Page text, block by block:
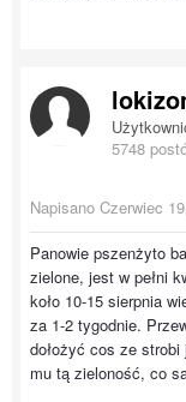
5748
Napisano Czerwiec
Panowie pszenżyto
zielone, jest w pełni
koło 10-15 sierpnia
za 1-2 tygodnie.
dołożyć cos ze
mu tą zieloność, co